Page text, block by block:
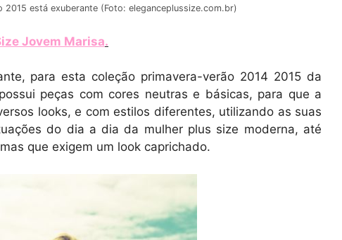
2015 está exuberante (Foto: eleganceplussize.com.br)
Jovem Marisa.
para esta coleção primavera-verão 2014 2015 da
peças com cores neutras e básicas, para que a
looks, e com estilos diferentes, utilizando as suas
do dia a dia da mulher plus size moderna, até
que exigem um look caprichado.